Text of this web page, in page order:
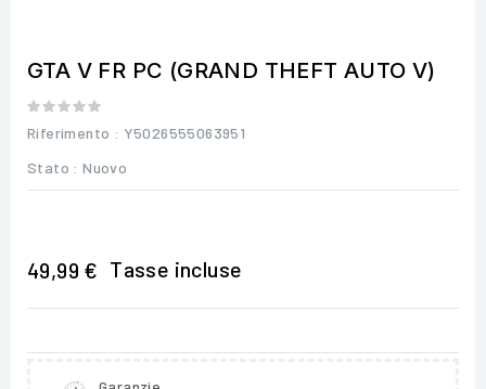
GTA V FR PC (GRAND THEFT AUTO V)
Riferimento : Y5026555063951
Stato : Nuovo
49,99 € Tasse incluse